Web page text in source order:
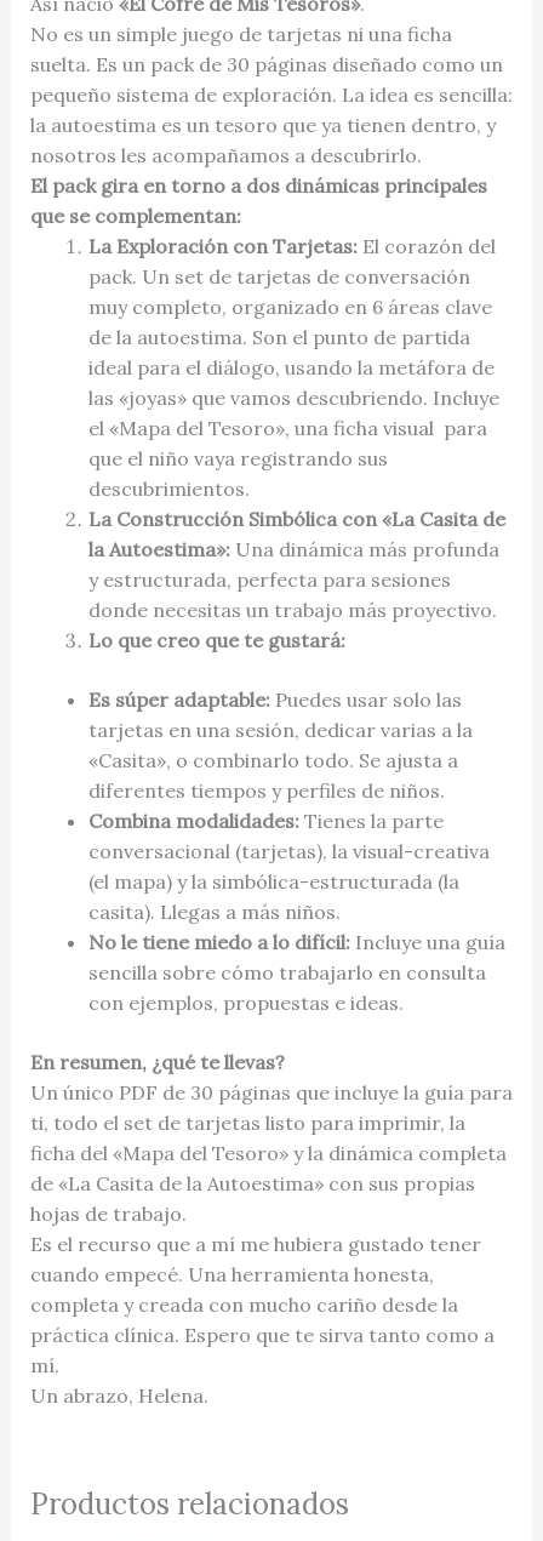
No es un simple juego de tarjetas ni una ficha
suelta. Es un pack de 30 páginas diseñado como un
pequeño sistema de exploración. La idea es sencilla:
la autoestima es un tesoro que ya tienen dentro, y
nosotros les acompañamos a descubrirlo.
El pack gira en torno a dos dinámicas principales
que se complementan:
La Exploración con Tarjetas:El corazón del
pack. Un set de tarjetas de conversación
muy completo, organizado en 6 áreas clave
de la autoestima. Son el punto de partida
ideal para el diálogo, usando la metáfora de
las «joyas» que vamos descubriendo. Incluye
el «Mapa del Tesoro», una ficha visual para
que el niño vaya registrando sus
descubrimientos.
La Construcción Simbólica con «La Casita de
la Autoestima»:Una dinámica más profunda
y estructurada, perfecta para sesiones
donde necesitas un trabajo más proyectivo.
Lo que creo que te gustará:
Es súper adaptable:Puedes usar solo las
tarjetas en una sesión, dedicar varias a la
«Casita», o combinarlo todo. Se ajusta a
diferentes tiempos y perfiles de niños.
Combina modalidades:Tienes la parte
conversacional (tarjetas), la visual-creativa
(el mapa) y la simbólica-estructurada (la
casita). Llegas a más niños.
No le tiene miedo a lo difícil:Incluye una guía
sencilla sobre cómo trabajarlo en consulta
con ejemplos, propuestas e ideas.
En resumen, ¿qué te llevas?
Un único PDF de 30 páginas que incluye la guía para
ti, todo el set de tarjetas listo para imprimir, la
ficha del «Mapa del Tesoro» y la dinámica completa
de «La Casita de la Autoestima» con sus propias
hojas de trabajo.
Es el recurso que a mí me hubiera gustado tener
cuando empecé. Una herramienta honesta,
completa y creada con mucho cariño desde la
práctica clínica. Espero que te sirva tanto como a
mí.
Un abrazo, Helena.
Productos relacionados